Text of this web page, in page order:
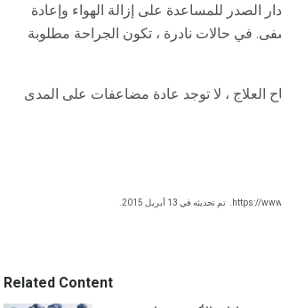
الصدر للمساعدة على إزالة الهواء وإعادة
في حالات نادرة ، تكون الجراحة مطلوبة
آخر إذا كان لديك بالفعل ما يصل إلى 50 ٪. بمجرد نجاح العلاج ، لا توجد عادة مضاعفات على المدى
https:// تم تحديثه في 13 أبريل 2015.
Related Content